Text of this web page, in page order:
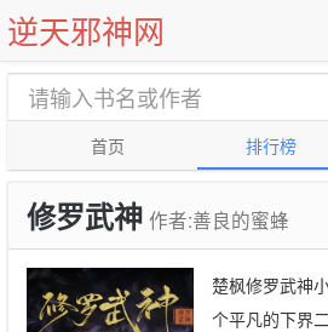
逆天邪神网
首页 排行榜
修罗武神 作者:善良的蜜蜂
楚枫修罗武神
个平凡的下界